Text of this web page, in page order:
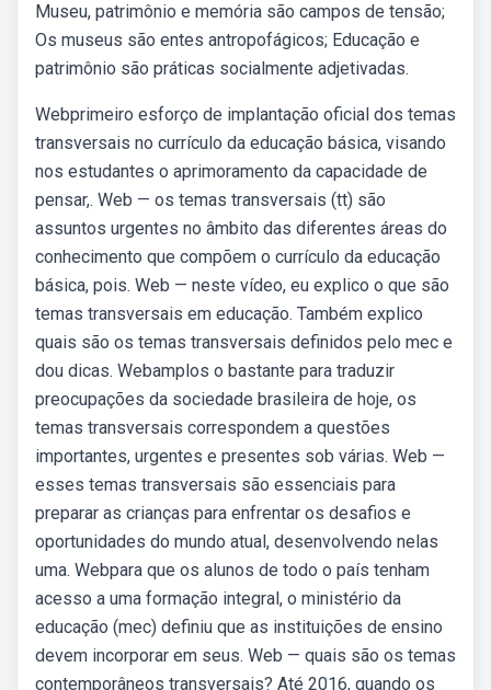
Museu, patrimônio e memória são campos de tensão;
Os museus são entes antropofágicos; Educação e
patrimônio são práticas socialmente adjetivadas.
Webprimeiro esforço de implantação oficial dos temas
transversais no currículo da educação básica, visando
nos estudantes o aprimoramento da capacidade de
pensar,. Web — os temas transversais (tt) são
assuntos urgentes no âmbito das diferentes áreas do
conhecimento que compõem o currículo da educação
básica, pois. Web — neste vídeo, eu explico o que são
temas transversais em educação. Também explico
quais são os temas transversais definidos pelo mec e
dou dicas. Webamplos o bastante para traduzir
preocupações da sociedade brasileira de hoje, os
temas transversais correspondem a questões
importantes, urgentes e presentes sob várias. Web —
esses temas transversais são essenciais para
preparar as crianças para enfrentar os desafios e
oportunidades do mundo atual, desenvolvendo nelas
uma. Webpara que os alunos de todo o país tenham
acesso a uma formação integral, o ministério da
educação (mec) definiu que as instituições de ensino
devem incorporar em seus. Web — quais são os temas
contemporâneos transversais? Até 2016, quando os